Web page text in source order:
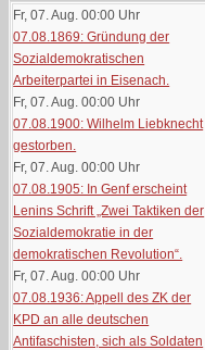
Fr, 07. Aug. 00:00 Uhr
07.08.1869: Gründung der
Sozialdemokratischen
Arbeiterpartei in Eisenach.
Fr, 07. Aug. 00:00 Uhr
07.08.1900: Wilhelm Liebknecht
gestorben.
Fr, 07. Aug. 00:00 Uhr
07.08.1905: In Genf erscheint
Lenins Schrift „Zwei Taktiken der
Sozialdemokratie in der
demokratischen Revolution“.
Fr, 07. Aug. 00:00 Uhr
07.08.1936: Appell des ZK der
KPD an alle deutschen
Antifaschisten, sich als Soldaten